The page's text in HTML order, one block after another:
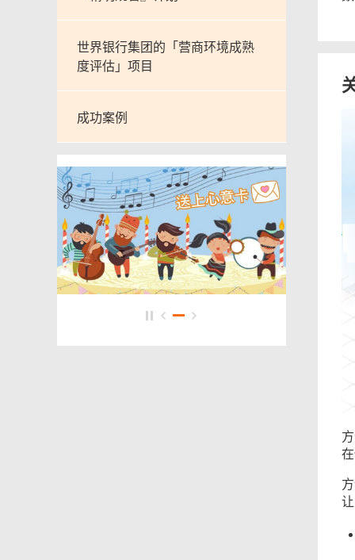
世界银行集团的「营商环境成熟
度评估」项目
成功案例